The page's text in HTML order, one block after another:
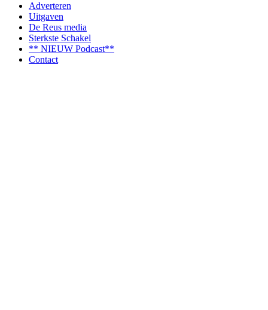
Adverteren
Uitgaven
De Reus media
Sterkste Schakel
** NIEUW Podcast**
Contact